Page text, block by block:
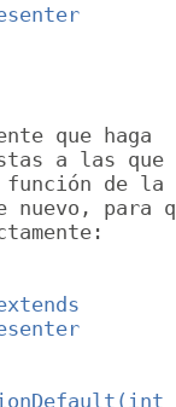
que haga
a las que
función de la
nuevo, para